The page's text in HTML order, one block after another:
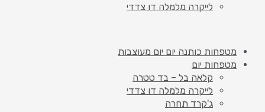
לייקרה מלמלה דו צדדי
מטפחות כותנה יום יום מעוצבות
מטפחות יום
קלאה בל – בד טטרה
לייקרה מלמלה דו צדדי
ג'קרד תחרה